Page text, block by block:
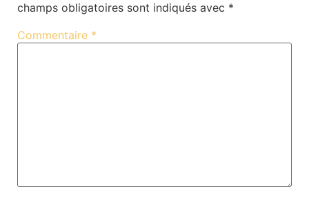
champs obligatoires sont indiqués avec *
Commentaire *